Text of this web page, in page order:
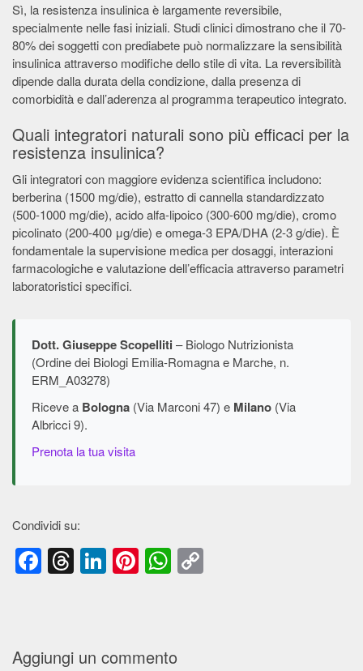
Sì, la resistenza insulinica è largamente reversibile,
specialmente nelle fasi iniziali. Studi clinici dimostrano che il 70-
80% dei soggetti con prediabete può normalizzare la sensibilità
insulinica attraverso modifiche dello stile di vita. La reversibilità
dipende dalla durata della condizione, dalla presenza di
comorbidità e dall’aderenza al programma terapeutico integrato.
Quali integratori naturali sono più efficaci per la
resistenza insulinica?
Gli integratori con maggiore evidenza scientifica includono:
berberina (1500 mg/die), estratto di cannella standardizzato
(500-1000 mg/die), acido alfa-lipoico (300-600 mg/die), cromo
picolinato (200-400 μg/die) e omega-3 EPA/DHA (2-3 g/die). È
fondamentale la supervisione medica per dosaggi, interazioni
farmacologiche e valutazione dell’efficacia attraverso parametri
laboratoristici specifici.
Dott. Giuseppe Scopelliti – Biologo Nutrizionista
(Ordine dei Biologi Emilia-Romagna e Marche, n.
ERM_A03278)
Riceve a Bologna (Via Marconi 47) e Milano (Via
Albricci 9).
Prenota la tua visita
Condividi su:
Facebook
Threads
LinkedIn
Pinterest
WhatsApp
Aggiungi un commento